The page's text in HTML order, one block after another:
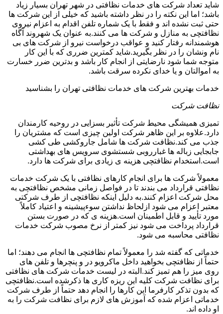
شاید تعداد شرکت های خدمات نظافتی در شهر تهران بسیار زیاد
باشد؛ اما این نکته را در نظر داشته باشید که خیلی از این شرکت ها
حتی ثبت نشده اند و فقط با یک شماره تلفن اقدام به اعزام نیروی
نظافتچی به منازل و شرکت ها می کنند.به عنوان یک شهروند آگاه
هوشمندانه رفتار کنید و عواقب درخواست نیرو از شرکت های بی
نام ونشان را در نظر بگیرید.شاید کمترین ضرری که با این کار
متوجه شما شود نارضایتی از انجام کار باشد و بدترین ضرر خسارت
به اموالتان و یا خدای نکرده سرقت باشد.
خدمات بهترین شرکت های خدمات نظافتی تهران را بشناسید
نظافت شرکت
تمیزی همیشگی محیط شرکت تأثیر بسزایی در روحیه کارمندان
دارد.علاوه بر این ظاهر شرکت اولین چیزی است که مشتریان را
جذب می کند.نظافت شرکت ها شامل جاروکشی طی کشی
جابجایی زباله ها غبارروبی شستشوی سرویس های بهداشتی
است.استخدام نظافتچی هزینه ی زیادی برای شرکت ها دارد.
معمولاً شرکت ها برای انجام کارهای نظافتی با یک شرکت خدمات
نظافتی قرارداد می بندند تا در فواصل زمانی مشخص نظافتچی به
محل شرکت اعزام کنند.به دلیل اینکه نظافتچی از طرف شرکتی
معتبر اعزام می شود ازلحاظ نداشتن سوءپیشینه و اعتیاد کاملاً
مورد تأیید و قابل اطمینان است.هزینه ی که در صورت بستن
قرارداد پرداخت می شود نیز کمتر از نرخ مصوب شرکت خدمات
نظافتی محاسبه می شود.
خدماتی که گفته شد را معمولاً تمام نظافتچی ها انجام می دهند؛ اما
حتماً از نظافتچی بخواهید داخل ماکرویو در و پنچرها و تلفن های
روی میز را هم تمیز کند.البته در لیست خدمات شرکت های نظافتی
برای نظافت شرکت کلیه این ریزه کاری ها ذکرشده است.نظافتچی
که بدون تذکر کارفرما این کارها را انجام دهد حتماً از طرف شرکت
خدماتی اعزام شده که آموزش های لازم برای نظافت شرکت را به
او داده اند.